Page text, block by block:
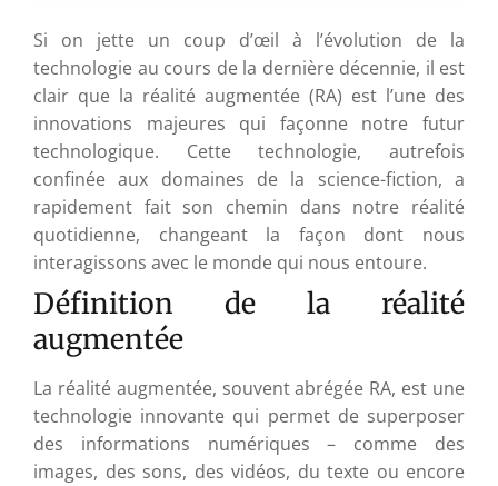
Si on jette un coup d’œil à l’évolution de la
technologie au cours de la dernière décennie, il est
clair que la réalité augmentée (RA) est l’une des
innovations majeures qui façonne notre futur
technologique. Cette technologie, autrefois
confinée aux domaines de la science-fiction, a
rapidement fait son chemin dans notre réalité
quotidienne, changeant la façon dont nous
interagissons avec le monde qui nous entoure.
Définition de la réalité
augmentée
La réalité augmentée, souvent abrégée RA, est une
technologie innovante qui permet de superposer
des informations numériques – comme des
images, des sons, des vidéos, du texte ou encore